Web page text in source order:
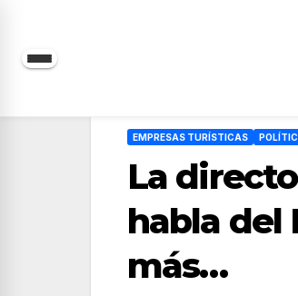
Saltar
EMPRESAS TURÍSTICAS
La
habla del
más…